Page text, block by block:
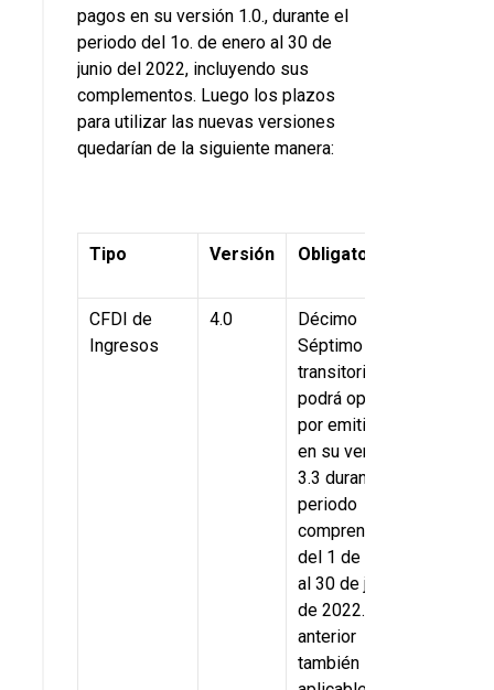
pagos en su versión 1.0., durante el
periodo del 1o. de enero al 30 de
junio del 2022, incluyendo sus
complementos. Luego los plazos
para utilizar las nuevas versiones
quedarían de la siguiente manera:
Tipo Versión Obligatorio
CFDI de
Ingresos
4.0
Décimo
Séptimo
transitorio Se
podrá optar
por emitirlos
en su versión
3.3 durante el
periodo
comprendido
del 1 de enero
al 30 de junio
de 2022. Lo
anterior
también será